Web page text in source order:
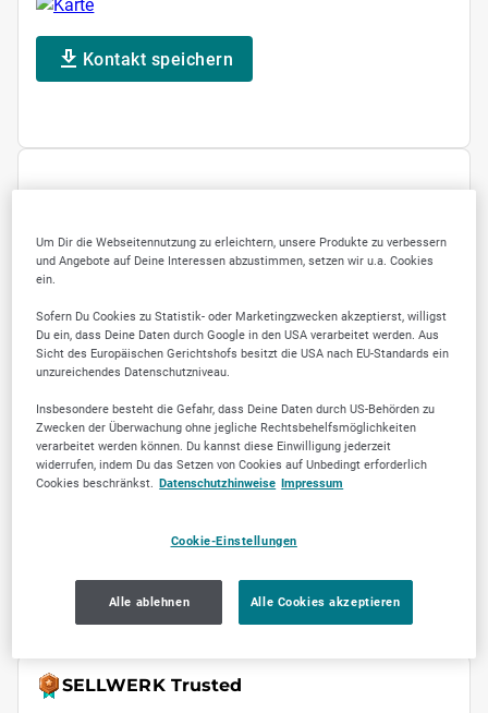
Kontakt speichern
Montag 09:00-19:00
Mittwoch
09:00-19:00
Donnerstag
Freitag
09:00-19:00
Samstag
09:00-19:00
Sonntag
09:00-19:00
Zusätzliche Infos zu den Öffnungszeiten
SELLWERK Trusted
Um Dir die Webseitennutzung zu erleichtern, unsere Produkte zu verbessern
und Angebote auf Deine Interessen abzustimmen, setzen wir u.a. Cookies
ein.
Sofern Du Cookies zu Statistik- oder Marketingzwecken akzeptierst, willigst
Du ein, dass Deine Daten durch Google in den USA verarbeitet werden. Aus
Sicht des Europäischen Gerichtshofs besitzt die USA nach EU-Standards ein
unzureichendes Datenschutzniveau.
Insbesondere besteht die Gefahr, dass Deine Daten durch US-Behörden zu
Zwecken der Überwachung ohne jegliche Rechtsbehelfsmöglichkeiten
verarbeitet werden können. Du kannst diese Einwilligung jederzeit
widerrufen, indem Du das Setzen von Cookies auf Unbedingt erforderlich
Cookies beschränkst. Datenschutzhinweise Impressum
Cookie-Einstellungen
Alle ablehnen Alle Cookies akzeptieren